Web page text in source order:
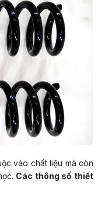
vào chất liệu mà còn
Các thông số thiết